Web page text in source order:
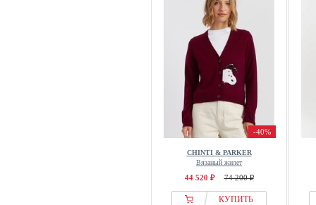
-40%
CHINTI & PARKER
Вязаный жилет
44 520 ₽ 74 200 ₽
КУПИТЬ